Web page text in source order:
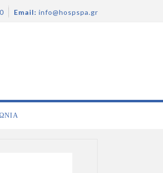
Email: info@hospspa.gr